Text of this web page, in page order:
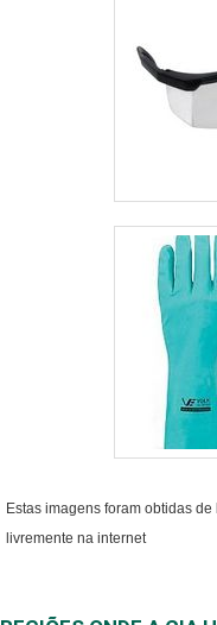
Estas imagens foram obtidas
livremente na internet